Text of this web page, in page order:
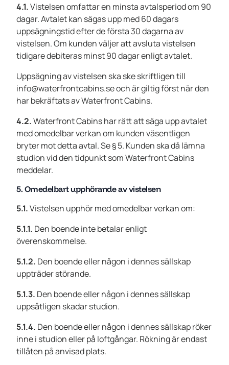
4.1.Vistelsen omfattar en minsta avtalsperiod om 90
dagar. Avtalet kan sägas upp med 60 dagars
uppsägningstid efter de första 30 dagarna av
vistelsen. Om kunden väljer att avsluta vistelsen
tidigare debiteras minst 90 dagar enligt avtalet.
Uppsägning av vistelsen ska ske skriftligen till
info@waterfrontcabins.se och är giltig först när den
har bekräftats av Waterfront Cabins.
4.2.Waterfront Cabins har rätt att säga upp avtalet
med omedelbar verkan om kunden väsentligen
bryter mot detta avtal. Se § 5. Kunden ska då lämna
studion vid den tidpunkt som Waterfront Cabins
meddelar.
5. Omedelbart upphörande av vistelsen
5.1.Vistelsen upphör med omedelbar verkan om:
5.1.1. Den boende inte betalar enligt
överenskommelse.
5.1.2. Den boende eller någon i dennes sällskap
uppträder störande.
5.1.3. Den boende eller någon i dennes sällskap
uppsåtligen skadar studion.
5.1.4. Den boende eller någon i dennes sällskap röker
inne i studion eller på loftgångar. Rökning är endast
tillåten på anvisad plats.